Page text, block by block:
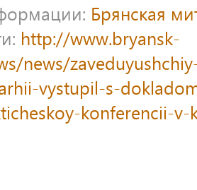
Брянская
http://www.bryansk-
news/
vystupil-s-
konferencii-